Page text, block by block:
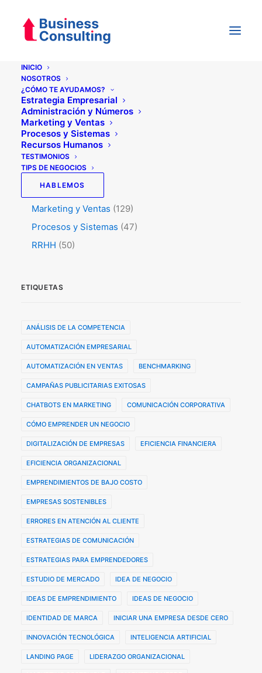
INICIO
NOSOTROS
¿CÓMO TE AYUDAMOS?
Estrategia Empresarial
Administración y Números
Marketing y Ventas
Procesos y Sistemas
Recursos Humanos
TESTIMONIOS
TIPS DE NEGOCIOS
HABLEMOS
Categorías
Testimonios(5)
Tips de Negocios
Administración y Números
Estrategia(74)
Marketing y Ventas (129)
Procesos y Sistemas (47)
RRHH (50)
ETIQUETAS
ANÁLISIS DE LA COMPETENCIA
AUTOMATIZACIÓN EMPRESARIAL
AUTOMATIZACIÓN EN VENTAS BENCHMARKING
CAMPAÑAS PUBLICITARIAS EXITOSAS
CHATBOTS EN MARKETING COMUNICACIÓN CORPORATIVA
CÓMO EMPRENDER UN NEGOCIO
DIGITALIZACIÓN DE EMPRESAS EFICIENCIA FINANCIERA
EFICIENCIA ORGANIZACIONAL
EMPRENDIMIENTOS DE BAJO COSTO
EMPRESAS SOSTENIBLES
ERRORES EN ATENCIÓN AL CLIENTE
ESTRATEGIAS DE COMUNICACIÓN
ESTRATEGIAS PARA EMPRENDEDORES
ESTUDIO DE MERCADO IDEA DE NEGOCIO
IDEAS DE EMPRENDIMIENTO IDEAS DE NEGOCIO
IDENTIDAD DE MARCA INICIAR UNA EMPRESA DESDE CERO
INNOVACIÓN TECNOLÓGICA INTELIGENCIA ARTIFICIAL
LANDING PAGE LIDERAZGO ORGANIZACIONAL